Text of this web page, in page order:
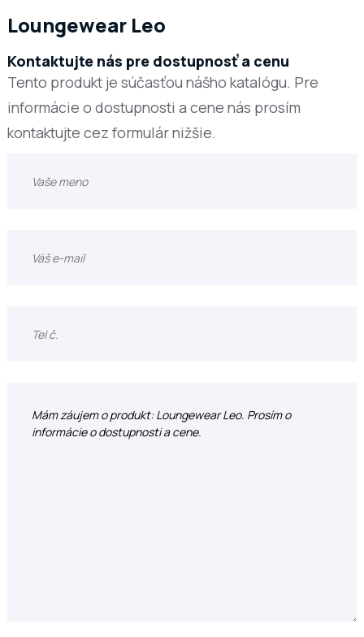
Loungewear Leo
Kontaktujte nás pre dostupnosť a cenu
Tento produkt je súčasťou nášho katalógu. Pre
informácie o dostupnosti a cene nás prosím
kontaktujte cez formulár nižšie.